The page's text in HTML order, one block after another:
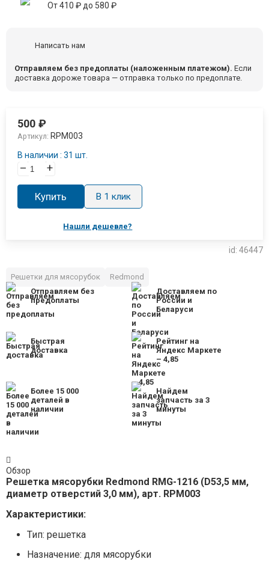
От 410 ₽ до 580 ₽
Написать нам
Отправляем без предоплаты (наложенным платежом). Если
доставка дороже товара — отправка только по предоплате.
500₽
Артикул: RPM003
В наличии : 31 шт.
– +
Купить В 1 клик
Нашли дешевле?
id: 46447
Решетки для мясорубок
Redmond
Отправляем без
предоплаты
Доставляем по
России и
Беларуси
Быстрая
доставка
Рейтинг на
Яндекс Маркете
– 4,85
Более 15 000
деталей в
наличии
Найдем
запчасть за 3
минуты
Обзор
Решетка мясорубки Redmond RMG-1216 (D53,5 мм,
диаметр отверстий 3,0 мм), арт. RPM003
Характеристики:
Тип: решетка
Назначение: для мясорубки